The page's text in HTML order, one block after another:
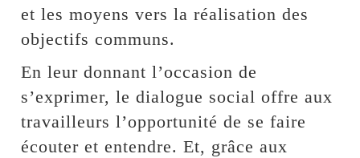
et les moyens vers la réalisation des
objectifs communs.
En leur donnant l’occasion de
s’exprimer, le dialogue social offre aux
travailleurs l’opportunité de se faire
écouter et entendre. Et, grâce aux